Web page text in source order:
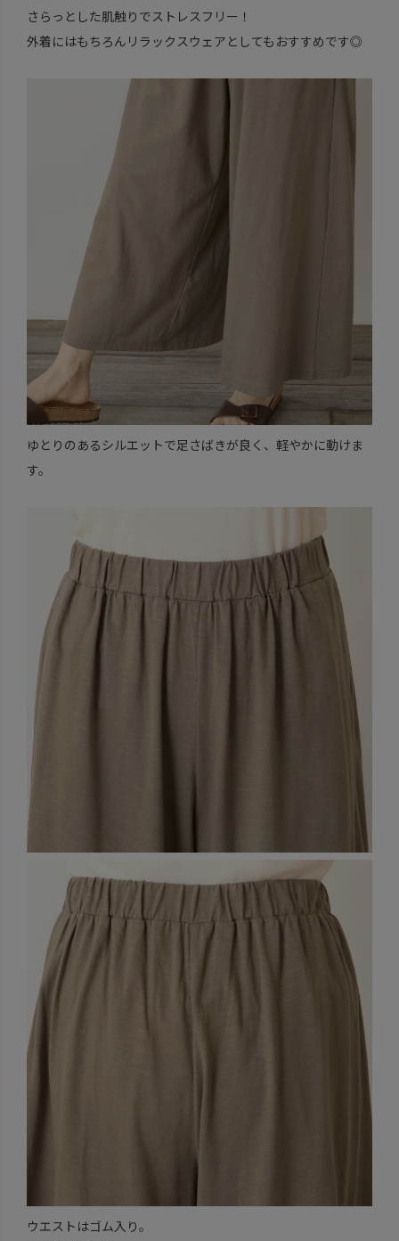
さらっとした肌触りでストレスフリー！
外着にはもちろんリラックスウェアとしてもおすすめです◎
ゆとりのあるシルエットで足さばきが良く、軽やかに動けま
す。
ウエストはゴム入り。